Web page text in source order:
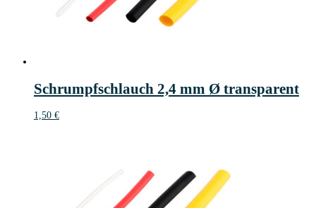
Schrumpfschlauch 2,4 mm Ø transparent
1,50 €